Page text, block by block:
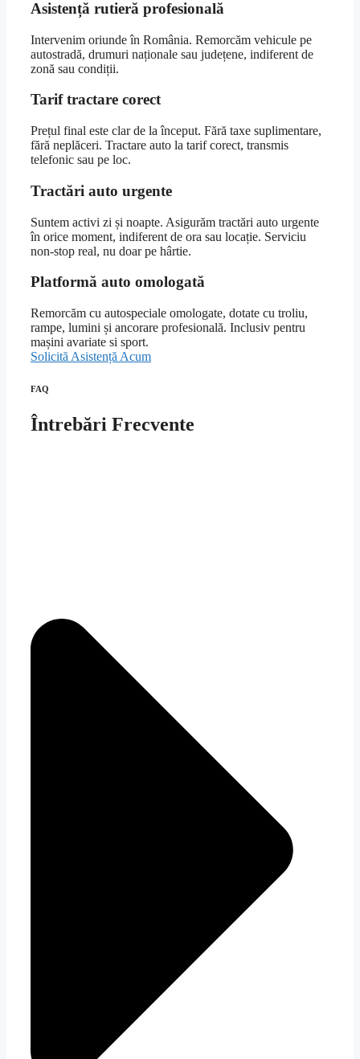
Asistență rutieră profesională
Intervenim oriunde în România. Remorcăm vehicule pe
autostradă, drumuri naționale sau județene, indiferent de
zonă sau condiții.
Tarif tractare corect
Prețul final este clar de la început. Fără taxe suplimentare,
fără neplăceri. Tractare auto la tarif corect, transmis
telefonic sau pe loc.
Tractări auto urgente
Suntem activi zi și noapte. Asigurăm tractări auto urgente
în orice moment, indiferent de ora sau locație. Serviciu
non-stop real, nu doar pe hârtie.
Platformă auto omologată
Remorcăm cu autospeciale omologate, dotate cu troliu,
rampe, lumini și ancorare profesională. Inclusiv pentru
mașini avariate si sport.
Solicită Asistență Acum
FAQ
Întrebări Frecvente